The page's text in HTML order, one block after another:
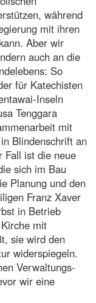
während
mit ihren
Aber wir
auch an die
So
für Katechisten
Inseln
Tenggara
mit
Blindenschrift an
Fall ist die neue
sich im Bau
Planung und den
Franz Xaver
in Betrieb
mit
sie wird den
widerspiegeln.
Verwaltungs-
wir eine